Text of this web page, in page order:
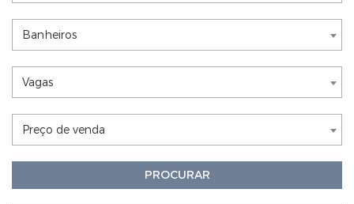
Nothing selected
Banheiros
Nothing selected
Vagas
Nothing selected
Preço de venda
PROCURAR